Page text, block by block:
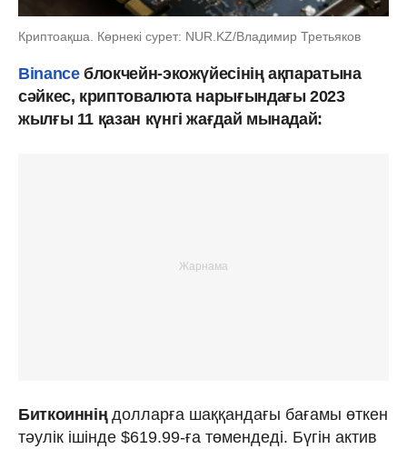
Криптоақша. Көрнекі сурет: NUR.KZ/Владимир Третьяков
Binanceблокчейн-экожүйесінің ақпаратына
сәйкес, криптовалюта нарығындағы 2023
жылғы 11 қазан күнгі жағдай мынадай:
Биткоинніңдолларға шаққандағы бағамы өткен
тәулік ішінде $619.99-ға төмендеді. Бүгін актив